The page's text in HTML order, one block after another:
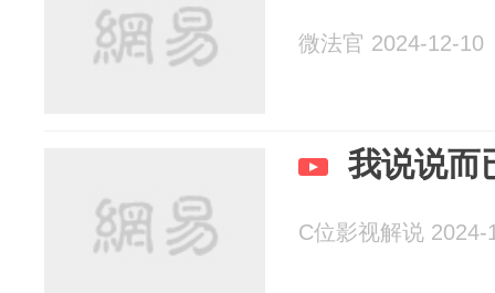
微法官 2024-12-10
我说说而
C位影视解说 2024-